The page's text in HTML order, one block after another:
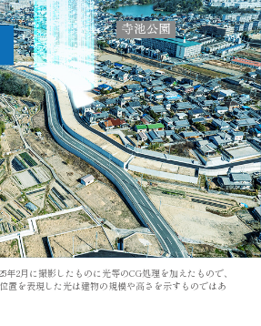
年2月に撮影したものに光等のCG処理を加えたもので、
置を表現した光は建物の規模や高さを示すものではあ